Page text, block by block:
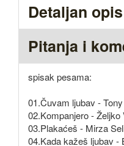
Detaljan
Pitanja i
spisak pesama:
01.Čuvam ljubav -
02.Kompanjero - Željko
03.Plakaćeš - Mirza
04.Kada kažeš ljubav -